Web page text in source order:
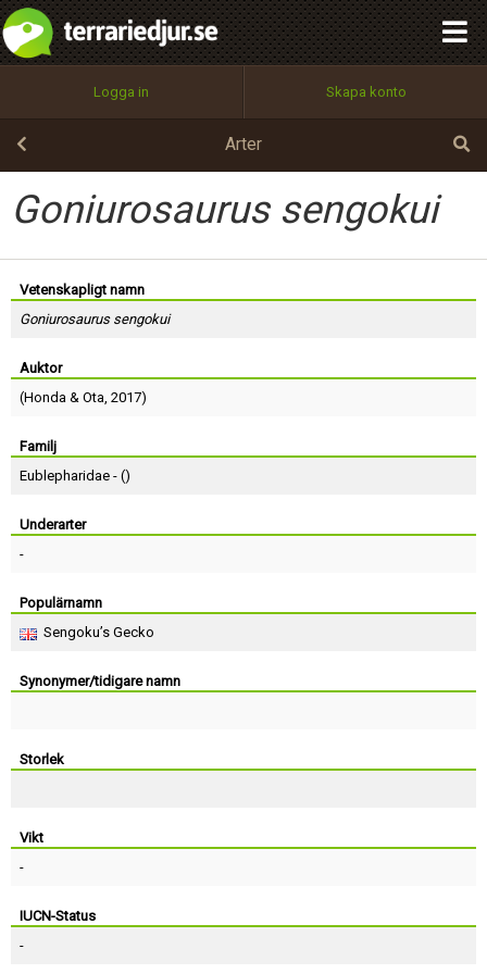
Logga in Skapa konto
Arter
Goniurosaurus sengokui
Vetenskapligt namn
Goniurosaurus sengokui
Auktor
(Honda & Ota, 2017)
Familj
Eublepharidae - ()
Underarter
-
Populärnamn
Sengoku’s Gecko
Synonymer/tidigare namn
Storlek
Vikt
-
IUCN-Status
-
Utför
100%
OK
integritetspolicy
Namn:
Epost:
Lösenord:
Terms of Service
Begär nytt lösenord
Tillbaka till förstasidan